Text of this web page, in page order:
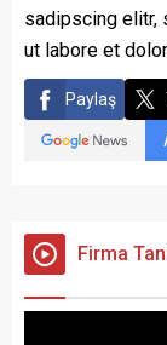
sadipscing elitr,
ut labore et
Paylaş
Firma